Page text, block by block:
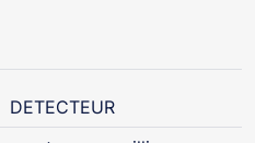
Zones de
plans avec creep
anti-ouverture : 100
Temps de maintien en
DETECTEUR